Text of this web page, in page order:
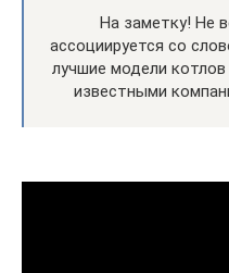
На заметку! Не
ассоциируется со
лучшие модели
известными